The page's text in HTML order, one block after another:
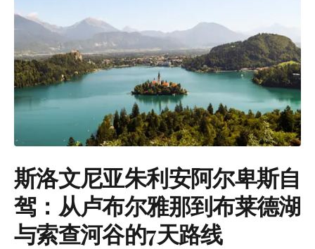
斯洛文尼亚朱利安阿尔卑斯自
驾：从卢布尔雅那到布莱德湖
与索查河谷的7天路线